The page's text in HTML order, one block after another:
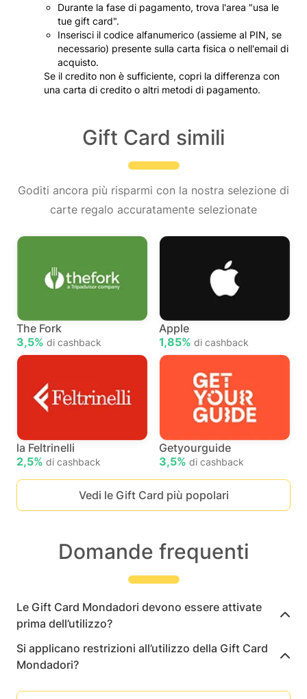
Durante la fase di pagamento, trova l'area "usa le
tue gift card".
Inserisci il codice alfanumerico (assieme al PIN, se
necessario) presente sulla carta fisica o nell'email di
acquisto.
Se il credito non è sufficiente, copri la differenza con
una carta di credito o altri metodi di pagamento.
Gift Card simili
Goditi ancora più risparmi con la nostra selezione di
carte regalo accuratamente selezionate
The Fork
3,5% di cashback
Apple
1,85% di cashback
la Feltrinelli
2,5% di cashback
Getyourguide
3,5% di cashback
Vedi le Gift Card più popolari
Domande frequenti
Le Gift Card Mondadori devono essere attivate
prima dell’utilizzo?
Si applicano restrizioni all’utilizzo della Gift Card
Mondadori?